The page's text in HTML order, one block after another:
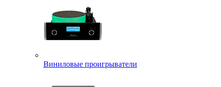
Виниловые проигрыватели